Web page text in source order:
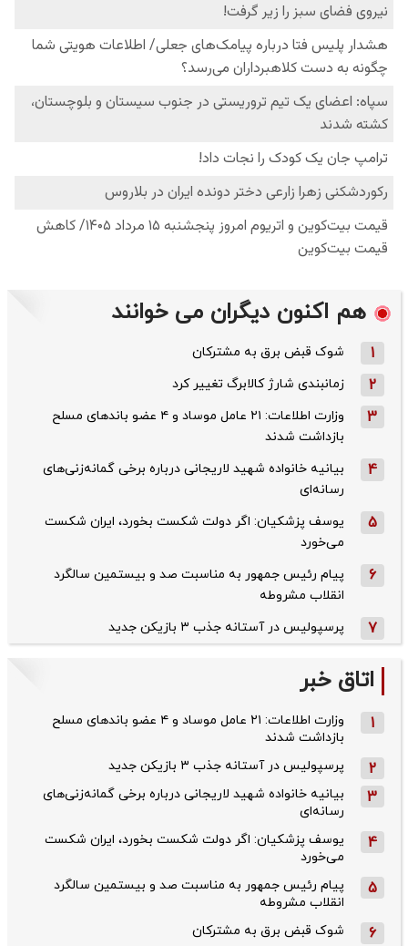
هم اکنون دیگران می خوانند
1 شوک قبض برق به مشترکان
2 زمانبندی شارژ کالابرگ تغییر کرد
3
وزارت اطلاعات: ۲۱ عامل موساد و ۴ عضو باندهای مسلح
بازداشت شدند
4
بیانیه خانواده شهید لاریجانی درباره برخی گمانه‌زنی‌های
رسانه‌ای
5
یوسف پزشکیان: اگر دولت شکست بخورد، ایران شکست
می‌خورد
6
پیام رئیس جمهور به مناسبت صد و بیستمین سالگرد
انقلاب مشروطه
7 پرسپولیس در آستانه جذب ۳ بازیکن جدید
اتاق خبر
1
وزارت اطلاعات: ۲۱ عامل موساد و ۴ عضو باندهای مسلح
بازداشت شدند
2 پرسپولیس در آستانه جذب ۳ بازیکن جدید
3
بیانیه خانواده شهید لاریجانی درباره برخی گمانه‌زنی‌های
رسانه‌ای
4
یوسف پزشکیان: اگر دولت شکست بخورد، ایران شکست
می‌خورد
5
پیام رئیس جمهور به مناسبت صد و بیستمین سالگرد
انقلاب مشروطه
6 شوک قبض برق به مشترکان